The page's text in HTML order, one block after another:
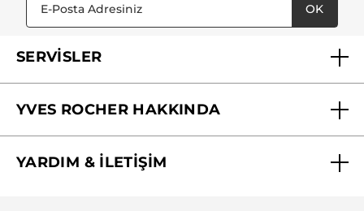
OK
SERVİSLER
YVES ROCHER HAKKINDA
Yves Rocher Vakfı
YARDIM & İLETİŞİM